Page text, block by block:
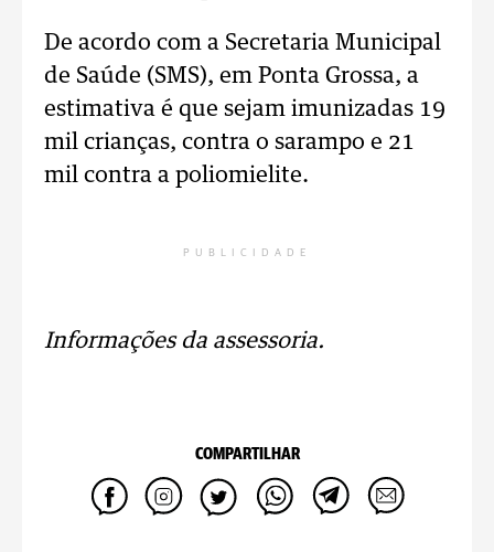
De acordo com a Secretaria Municipal
de Saúde (SMS), em Ponta Grossa, a
estimativa é que sejam imunizadas 19
mil crianças, contra o sarampo e 21
mil contra a poliomielite.
PUBLICIDADE
Informações da assessoria.
COMPARTILHAR